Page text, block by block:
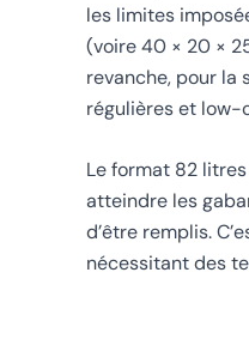
les limites
(voire 40 × 20 ×
revanche, pour la
régulières et low-
Le format 82
atteindre les
d’être remplis.
nécessitant des